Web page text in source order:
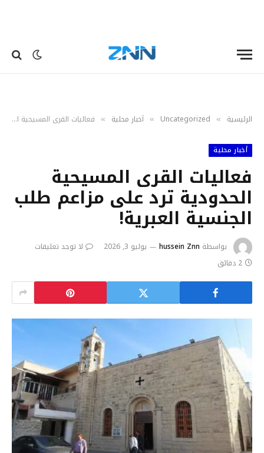
الرئيسية »
Uncategorized
» أخبار محلية » فعاليات القرى المسيحية الحدودية ترد على مزاعم طلب الجنسية العبرية!
أخبار محلية
فعاليات القرى المسيحية
الحدودية ترد على مزاعم طلب
الجنسية العبرية!
بواسطة hussein Znn يوليو 3, 2026
لا توجد تعليقات
2 دقائق